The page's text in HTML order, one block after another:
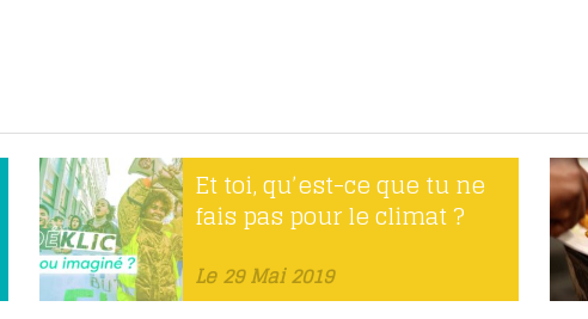
Et toi, qu’est-ce que tu ne
fais pas pour le climat ?
Le 29 Mai 2019